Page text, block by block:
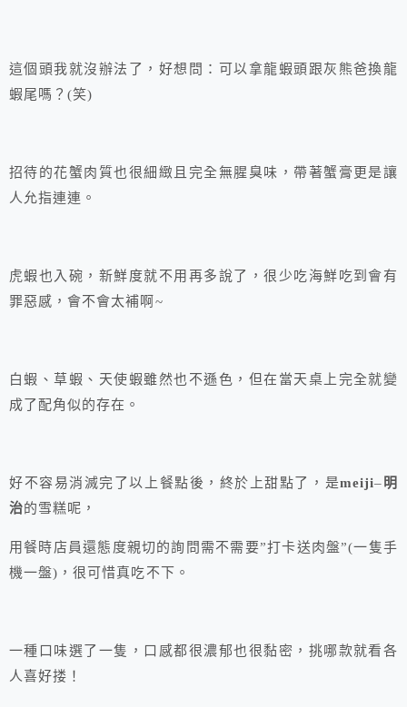
這個頭我就沒辦法了，好想問：可以拿龍蝦頭跟灰熊爸換龍
蝦尾嗎？(笑)
招待的花蟹肉質也很細緻且完全無腥臭味，帶著蟹膏更是讓
人允指連連。
虎蝦也入碗，新鮮度就不用再多說了，很少吃海鮮吃到會有
罪惡感，會不會太補啊~
白蝦、草蝦、天使蝦雖然也不遜色，但在當天桌上完全就變
成了配角似的存在。
好不容易消滅完了以上餐點後，終於上甜點了，是meiji–明
治的雪糕呢，
用餐時店員還態度親切的詢問需不需要”打卡送肉盤”(一隻手
機一盤)，很可惜真吃不下。
一種口味選了一隻，口感都很濃郁也很黏密，挑哪款就看各
人喜好搂！